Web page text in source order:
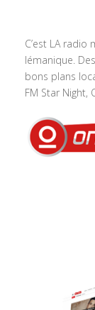
C’est LA radio
lémanique.
bons plans
FM Star Night,